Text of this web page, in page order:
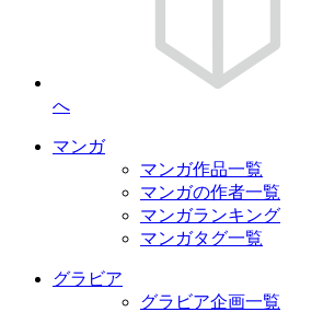
へ
マンガ
マンガ作品一覧
マンガの作者一覧
マンガランキング
マンガタグ一覧
グラビア
グラビア企画一覧